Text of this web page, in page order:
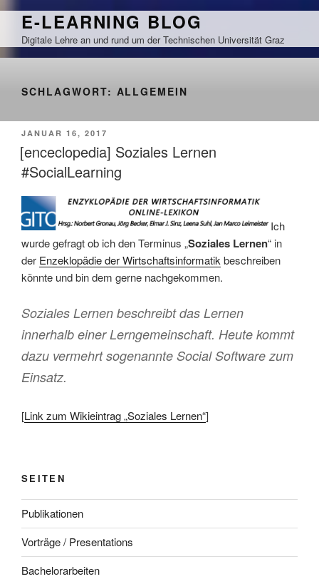
Zum
springen
E-LEARNING BLOG
Digitale Lehre an und rund um der Technischen Universität Graz
SCHLAGWORT: ALLGEMEIN
VERÖFFENTLICHT
AM
JANUAR 16, 2017
[enceclopedia] Soziales Lernen
#SocialLearning
Ich
wurde gefragt ob ich den Terminus „Soziales Lernen“ in
der Enzeklopädie der Wirtschaftsinformatik beschreiben
könnte und bin dem gerne nachgekommen.
Soziales Lernen beschreibt das Lernen
innerhalb einer Lerngemeinschaft. Heute kommt
dazu vermehrt sogenannte Social Software zum
Einsatz.
[Link zum Wikieintrag „Soziales Lernen“]
SEITEN
Publikationen
Vorträge / Presentations
Bachelorarbeiten